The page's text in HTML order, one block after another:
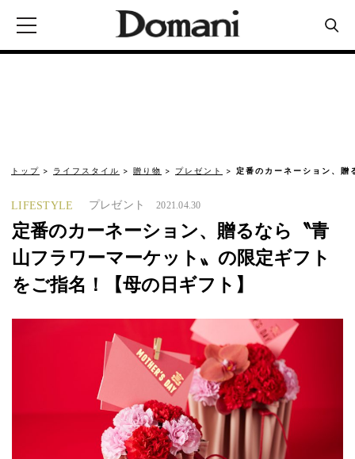
トップ ライフスタイル 贈り物 プレゼント 定番のカーネーション、
LIFESTYLE プレゼント 2021.04.30
定番のカーネーション、贈るなら〝青
山フラワーマーケット〟の限定ギフト
をご指名！【母の日ギフト】